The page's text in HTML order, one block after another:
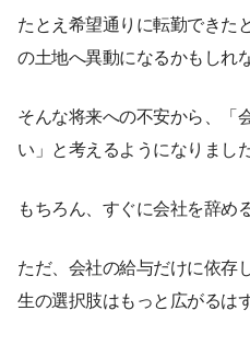
たとえ希望通りに転勤できた
の土地へ異動になるかもしれな
そんな将来への不安から、「
い」と考えるようになりました
もちろん、すぐに会社を辞め
ただ、会社の給与だけに依存
生の選択肢はもっと広がるはず